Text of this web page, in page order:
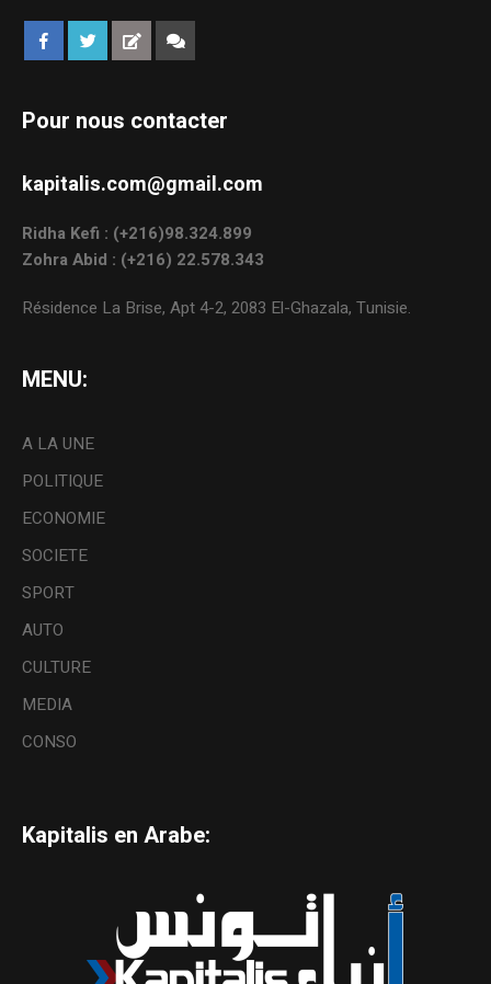
Pour nous contacter
kapitalis.com@gmail.com
Ridha Kefi : (+216)98.324.899
Zohra Abid : (+216) 22.578.343
Résidence La Brise, Apt 4-2, 2083 El-Ghazala, Tunisie.
MENU:
A LA UNE
POLITIQUE
ECONOMIE
SOCIETE
SPORT
AUTO
CULTURE
MEDIA
CONSO
Kapitalis en Arabe: